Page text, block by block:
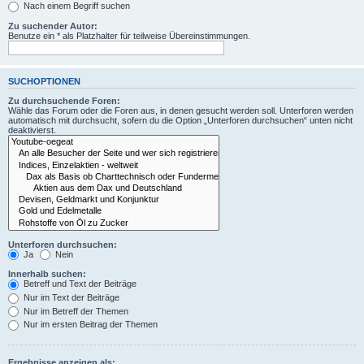
Nach einem Begriff suchen
Zu suchender Autor:
Benutze ein * als Platzhalter für teilweise Übereinstimmungen.
SUCHOPTIONEN
Zu durchsuchende Foren:
Wähle das Forum oder die Foren aus, in denen gesucht werden soll. Unterforen werden
automatisch mit durchsucht, sofern du die Option „Unterforen durchsuchen“ unten nicht
deaktivierst.
Unterforen durchsuchen:
Ja
Nein
Innerhalb suchen:
Betreff und Text der Beiträge
Nur im Text der Beiträge
Nur im Betreff der Themen
Nur im ersten Beitrag der Themen